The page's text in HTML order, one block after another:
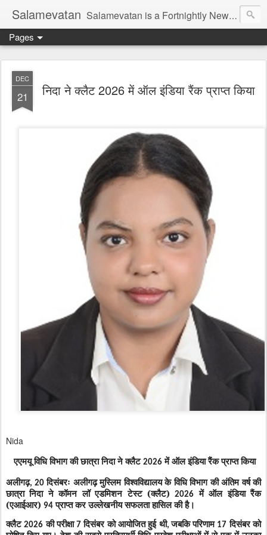
Salamevatan Salamevatan is a Fortnightly Newspaper published from Aligarh, India. Established on 15th August, 2003, the Newspaper aims to provide quality News, Views, Articles, Essays, interviews and many other things which are beneficial to the Common people of India, making them aware and helping them in performing their day to day activities more efficiently and effectively.
Pages
DEC
21 निदा ने क्लैट 2026 में ऑल इंडिया रैंक प्राप्त किया
Nida
एएमयू विधि विभाग की छात्रा निदा ने क्लैट 2026 में ऑल इंडिया रैंक प्राप्त किया
अलीगढ़, 20दिसंबरः अलीगढ़ मुस्लिम विश्वविद्यालय के विधि विभाग की अंतिम वर्ष की
छात्रा निदा ने कॉमन लॉ एडमिशन टेस्ट (क्लैट)2026 में ऑल इंडिया रैंक
(एआईआर) 94 प्राप्त कर उल्लेखनीय सफलता हासिल की है।
क्लैट2026 की परीक्षा7 दिसंबर को आयोजित हुई थी,जबकि परिणाम 17 दिसंबर को